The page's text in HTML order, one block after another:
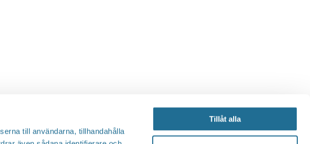
till användarna, tillhandahålla
Tillåt alla